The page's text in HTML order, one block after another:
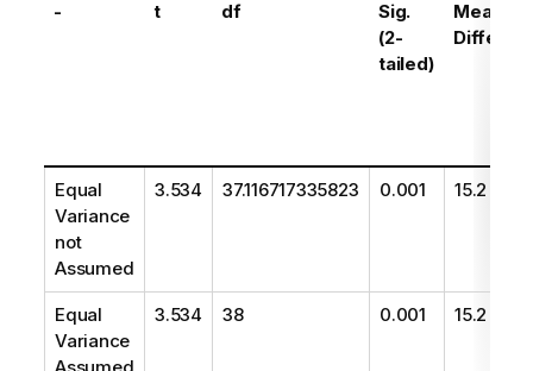
- t df
Sig.
(2-
tailed)
Mean
Equal
Variance
not
Assumed
3.534 37.116717335823 0.001 15.2
Equal
Variance
3.534 38 0.001 15.2